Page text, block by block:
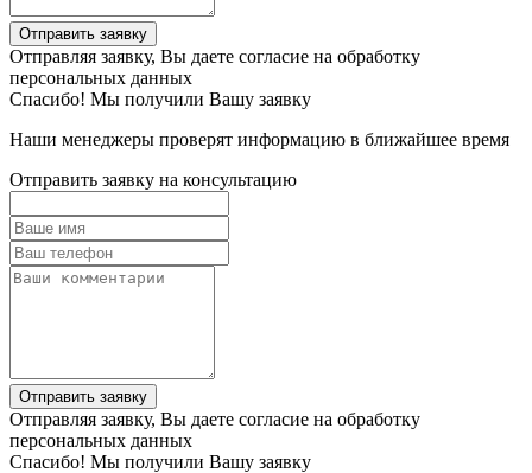
Отправить заявку
Отправляя заявку, Вы даете согласие на обработку
персональных данных
Спасибо! Мы получили Вашу заявку
Наши менеджеры проверят информацию в ближайшее время
Отправить заявку на консультацию
Отправить заявку
Отправляя заявку, Вы даете согласие на обработку
персональных данных
Спасибо! Мы получили Вашу заявку